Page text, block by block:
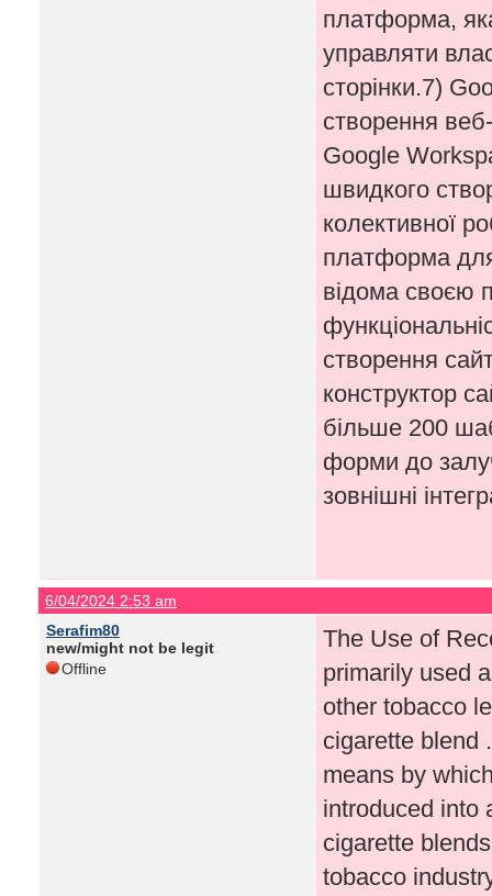
платформа,
управляти
сторінки.7)
створення
Google
швидкого
колективної
платформа
відома своєю
створення
конструктор
більше 200
форми до
зовнішні
6/04/2024 2:53 am
Serafim80
new/might not be legit
Offline
The Use of
primarily used
other tobacco
cigarette blend
means by
introduced into
cigarette
tobacco